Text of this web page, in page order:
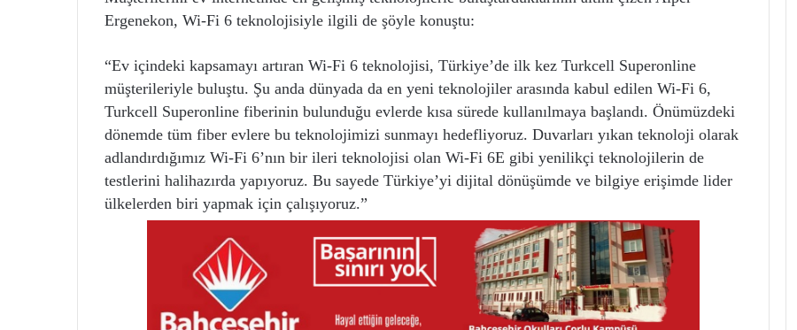
Ergenekon, Wi-Fi 6 teknolojisiyle ilgili de şöyle konuştu:
“Ev içindeki kapsamayı artıran Wi-Fi 6 teknolojisi, Türkiye’de ilk kez Turkcell Superonline
müşterileriyle buluştu. Şu anda dünyada da en yeni teknolojiler arasında kabul edilen Wi-Fi 6,
Turkcell Superonline fiberinin bulunduğu evlerde kısa sürede kullanılmaya başlandı. Önümüzdeki
dönemde tüm fiber evlere bu teknolojimizi sunmayı hedefliyoruz. Duvarları yıkan teknoloji olarak
adlandırdığımız Wi-Fi 6’nın bir ileri teknolojisi olan Wi-Fi 6E gibi yenilikçi teknolojilerin de
testlerini halihazırda yapıyoruz. Bu sayede Türkiye’yi dijital dönüşümde ve bilgiye erişimde lider
ülkelerden biri yapmak için çalışıyoruz.”